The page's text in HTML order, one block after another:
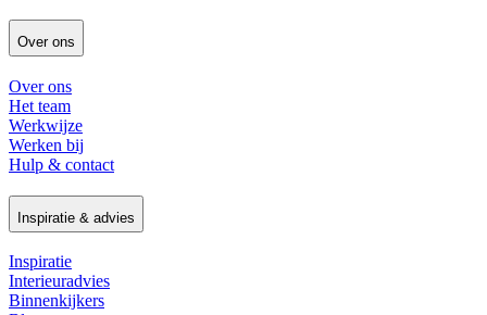
Over ons
Over ons
Het team
Werkwijze
Werken bij
Hulp & contact
Inspiratie & advies
Inspiratie
Interieuradvies
Binnenkijkers